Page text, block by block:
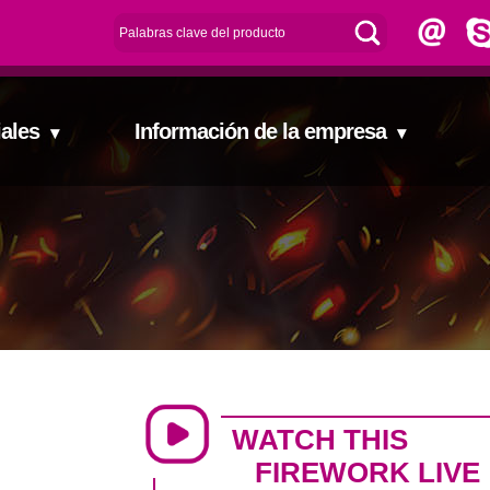
▾ Información de la empresa ▾
WATCH THIS
FIREWORK LIVE